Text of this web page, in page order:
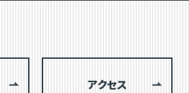
アクセス